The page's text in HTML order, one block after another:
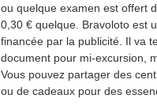
ou quelque examen est offert
0,30 € quelque. Bravoloto est
financée par la publicité. Il va
document pour mi-excursion,
Vous pouvez partager des
ou de cadeaux pour des